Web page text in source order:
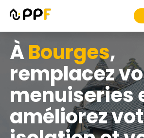
ÀBourges,
remplacez
menuiseries
améliorez